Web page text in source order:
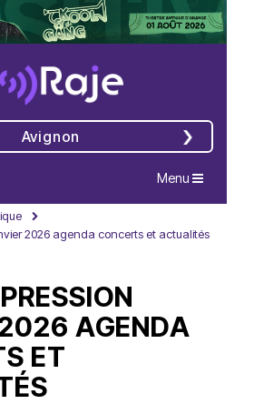
Avignon
Navigation
Menu
2026 agenda concerts et actualités
AGENDA
ET